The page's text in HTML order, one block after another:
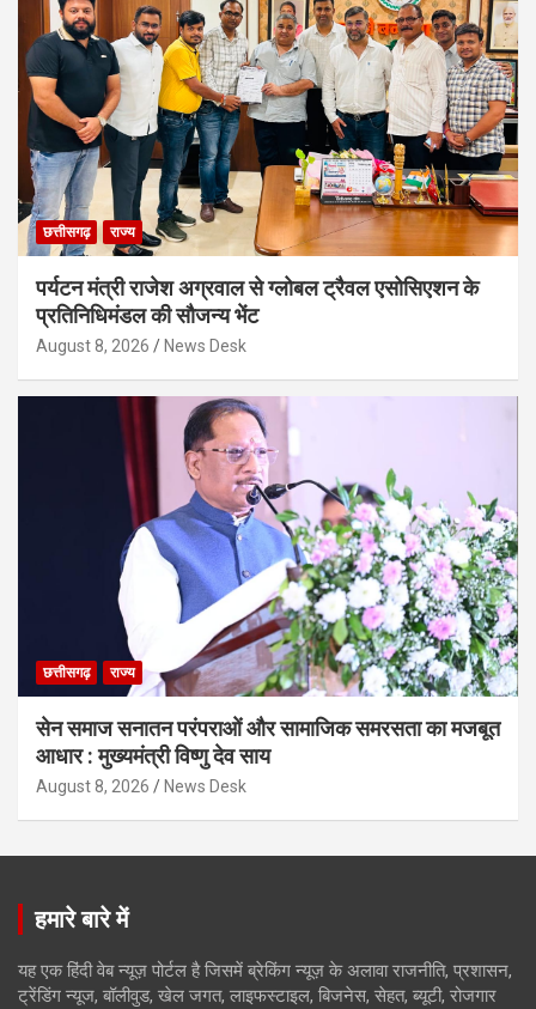
छत्तीसगढ़ राज्य
पर्यटन मंत्री राजेश अग्रवाल से ग्लोबल ट्रैवल एसोसिएशन के
प्रतिनिधिमंडल की सौजन्य भेंट
August 8, 2026 News Desk
छत्तीसगढ़ राज्य
सेन समाज सनातन परंपराओं और सामाजिक समरसता का मजबूत
आधार : मुख्यमंत्री विष्णु देव साय
August 8, 2026 News Desk
हमारे बारे में
यह एक हिंदी वेब न्यूज़ पोर्टल है जिसमें ब्रेकिंग न्यूज़ के अलावा राजनीति, प्रशासन,
ट्रेंडिंग न्यूज, बॉलीवुड, खेल जगत, लाइफस्टाइल, बिजनेस, सेहत, ब्यूटी, रोजगार